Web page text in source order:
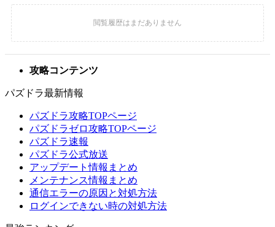
攻略コンテンツ
パズドラ最新情報
パズドラ攻略TOPページ
パズドラゼロ攻略TOPページ
パズドラ速報
パズドラ公式放送
アップデート情報まとめ
メンテナンス情報まとめ
通信エラーの原因と対処方法
ログインできない時の対処方法